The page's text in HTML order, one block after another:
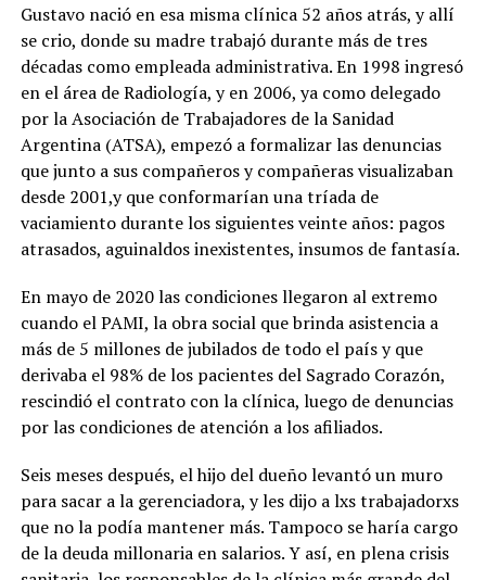
Gustavo nació en esa misma clínica 52 años atrás, y allí
se crio, donde su madre trabajó durante más de tres
décadas como empleada administrativa. En 1998 ingresó
en el área de Radiología, y en 2006, ya como delegado
por la Asociación de Trabajadores de la Sanidad
Argentina (ATSA), empezó a formalizar las denuncias
que junto a sus compañeros y compañeras visualizaban
desde 2001,y que conformarían una tríada de
vaciamiento durante los siguientes veinte años: pagos
atrasados, aguinaldos inexistentes, insumos de fantasía.
En mayo de 2020 las condiciones llegaron al extremo
cuando el PAMI, la obra social que brinda asistencia a
más de 5 millones de jubilados de todo el país y que
derivaba el 98% de los pacientes del Sagrado Corazón,
rescindió el contrato con la clínica, luego de denuncias
por las condiciones de atención a los afiliados.
Seis meses después, el hijo del dueño levantó un muro
para sacar a la gerenciadora, y les dijo a lxs trabajadorxs
que no la podía mantener más. Tampoco se haría cargo
de la deuda millonaria en salarios. Y así, en plena crisis